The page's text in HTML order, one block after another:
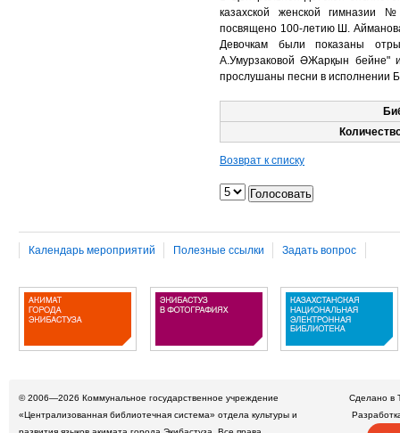
казахской женской
посвящено 100-летию Ш.
Девочкам были показаны
А.Умурзаковой ӘЖарқын бейне"
прослушаны песни в исполнении
Возврат к списку
Календарь мероприятий Полезные ссылки Задать вопрос
© 2006—2026 Коммунальное государственное учреждение
«Централизованная библиотечная система» отдела культуры и
Сделано в